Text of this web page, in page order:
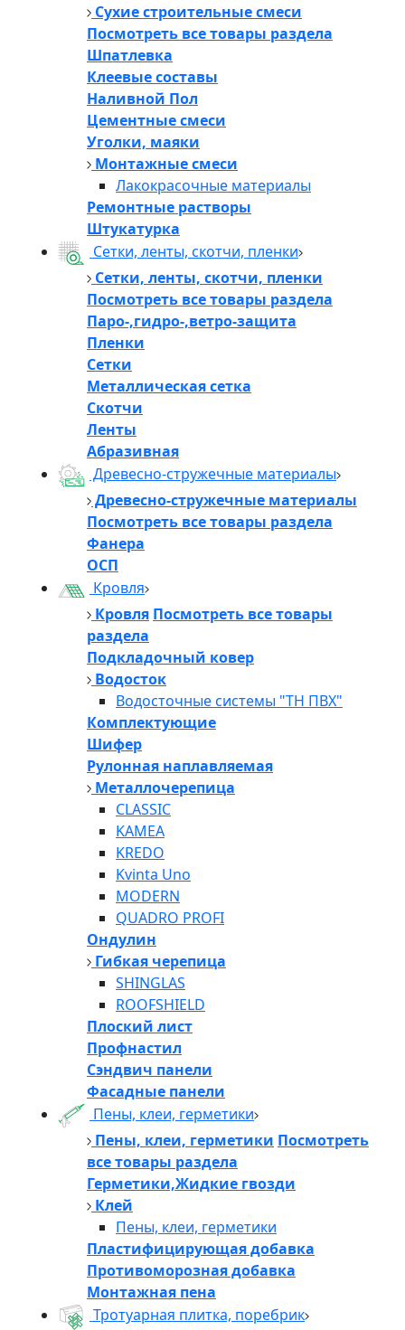
Сухие строительные смеси
Посмотреть все товары раздела
Шпатлевка
Клеевые составы
Наливной Пол
Цементные смеси
Уголки, маяки
Монтажные смеси
Лакокрасочные материалы
Ремонтные растворы
Штукатурка
Сетки, ленты, скотчи, пленки
Сетки, ленты, скотчи, пленки
Посмотреть все товары раздела
Паро-,гидро-,ветро-защита
Пленки
Сетки
Металлическая сетка
Скотчи
Ленты
Абразивная
Древесно-стружечные материалы
Древесно-стружечные материалы
Посмотреть все товары раздела
Фанера
ОСП
Кровля
Кровля Посмотреть все товары
раздела
Подкладочный ковер
Водосток
Водосточные системы "ТН ПВХ"
Комплектующие
Шифер
Рулонная наплавляемая
Металлочерепица
CLASSIC
KAMEA
KREDO
Kvinta Uno
MODERN
QUADRO PROFI
Ондулин
Гибкая черепица
SHINGLAS
ROOFSHIELD
Плоский лист
Профнастил
Сэндвич панели
Фасадные панели
Пены, клеи, герметики
Пены, клеи, герметики Посмотреть
все товары раздела
Герметики,Жидкие гвозди
Клей
Пены, клеи, герметики
Пластифицирующая добавка
Противоморозная добавка
Монтажная пена
Тротуарная плитка, поребрик